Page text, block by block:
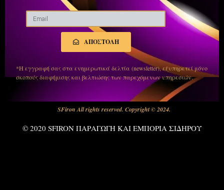
ΑΠΟΣΤΟΛΗ
*Η εγγραφή σας στα ενημερωτικά δελτία (newsletter), εξυπηρετεί μόνο
σκοπούς διαφήμισης και βελτιώσης των παρεχόμενων υπηρεσιών.
SFiron All rights reserved. Copyright © 2024.
© 2020 SFIRON ΠΑΡΑΓΩΓΗ ΚΑΙ ΕΜΠΟΡΙΑ ΣΙΔΗΡΟΥ